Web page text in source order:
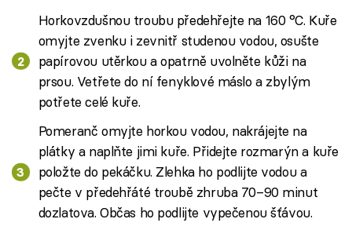
Horkovzdušnou troubu předehřejte na 160 °C. Kuře
omyjte zvenku i zevnitř studenou vodou, osušte
papírovou utěrkou a opatrně uvolněte kůži na
prsou. Vetřete do ní fenyklové máslo a zbylým
potřete celé kuře.
Pomeranč omyjte horkou vodou, nakrájejte na
plátky a naplňte jimi kuře. Přidejte rozmarýn a kuře
položte do pekáčku. Zlehka ho podlijte vodou a
pečte v předehřáté troubě zhruba 70–90 minut
dozlatova. Občas ho podlijte vypečenou šťávou.